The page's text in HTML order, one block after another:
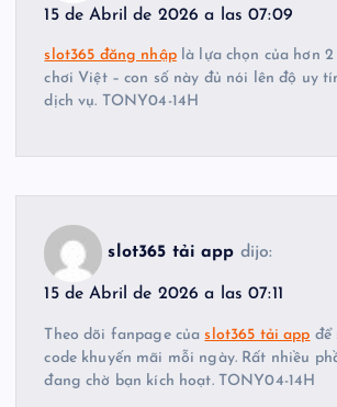
15 de Abril de 2026 a las 07:09
slot365 đăng nhậplà lựa chọn của hơn
chơi Việt – con số này đủ nói lên độ uy
dịch vụ. TONY04-14H
slot365 tải app dijo:
15 de Abril de 2026 a las 07:11
Theo dõi fanpage củaslot365 tải app để
code khuyến mãi mỗi ngày. Rất nhiều
đang chờ bạn kích hoạt. TONY04-14H